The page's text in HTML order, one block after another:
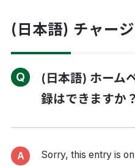
(日本語) チャー
(日本語) ホーム
録はできますか？
Sorry, this entry is